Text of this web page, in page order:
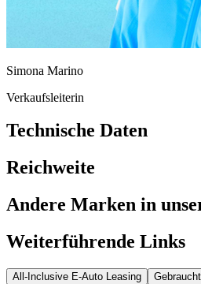
Simona Marino
Verkaufsleiterin
Technische Daten
Reichweite
Andere Marken in
Weiterführende Links
All-Inclusive E-Auto Leasing